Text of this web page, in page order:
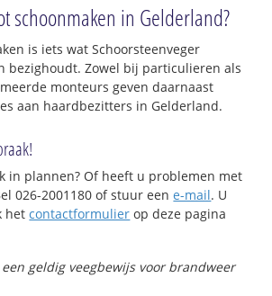
schoonmaken in Gelderland?
is iets wat Schoorsteenveger
bezighoudt. Zowel bij particulieren als
monteurs geven daarnaast
aan haardbezitters in Gelderland.
in plannen? Of heeft u problemen met
026-2001180 of stuur eene-mail. U
hetcontactformulier op deze pagina
geldig veegbewijs voor brandweer